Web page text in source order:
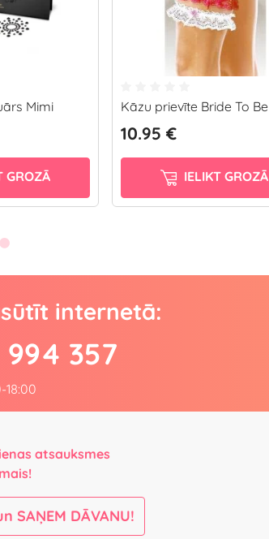
Mimi
GROZĀ
Kāzu prievīte Bride To Be
10.95 €
IELIKT GROZĀ
internetā:
994 357
18:00
atsauksmes
SAŅEM DĀVANU!